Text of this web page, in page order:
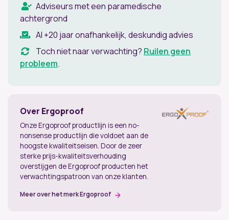
Adviseurs met een paramedische
achtergrond
Al +20 jaar onafhankelijk, deskundig advies
Toch niet naar verwachting? Ruilen geen
probleem.
Over Ergoproof
Onze Ergoproof productlijn is een no-
nonsense productlijn die voldoet aan de
hoogste kwaliteitseisen. Door de zeer
sterke prijs-kwaliteitsverhouding
overstijgen de Ergoproof producten het
verwachtingspatroon van onze klanten.
Meer over het merk Ergoproof